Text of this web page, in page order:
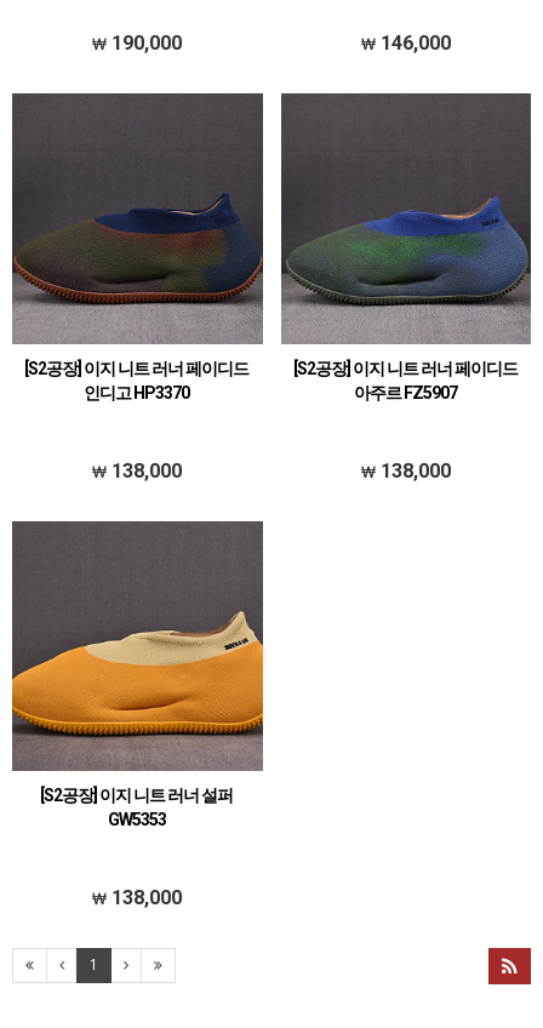
190,000 146,000
[S2공장] 이지 니트 러너 페이디드
인디고 HP3370
138,000
[S2공장] 이지 니트 러너 페이디드
아주르 FZ5907
138,000
[S2공장] 이지 니트 러너 설퍼
GW5353
138,000
1